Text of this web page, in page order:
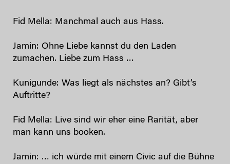
Fid Mella: Manchmal auch aus Hass.
Jamin: Ohne Liebe kannst du den Laden
zumachen. Liebe zum Hass …
Kunigunde: Was liegt als nächstes an? Gibt’s
Auftritte?
Fid Mella: Live sind wir eher eine Rarität, aber
man kann uns booken.
Jamin: … ich würde mit einem Civic auf die Bühne